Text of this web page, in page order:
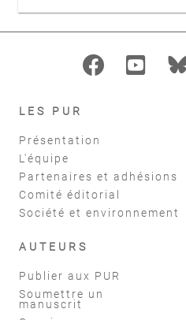
LES PUR
Présentation
L'équipe
Partenaires et adhésions
Comité éditorial
Société et environnement
AUTEURS
Publier aux PUR
Soumettre un
manuscrit